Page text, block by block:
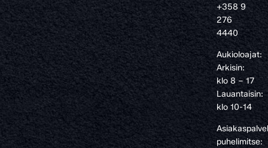
+358 9
276
4440
Aukioloajat:
Arkisin:
klo 8 – 17
Lauantaisin:
klo 10-14
puhelimitse: